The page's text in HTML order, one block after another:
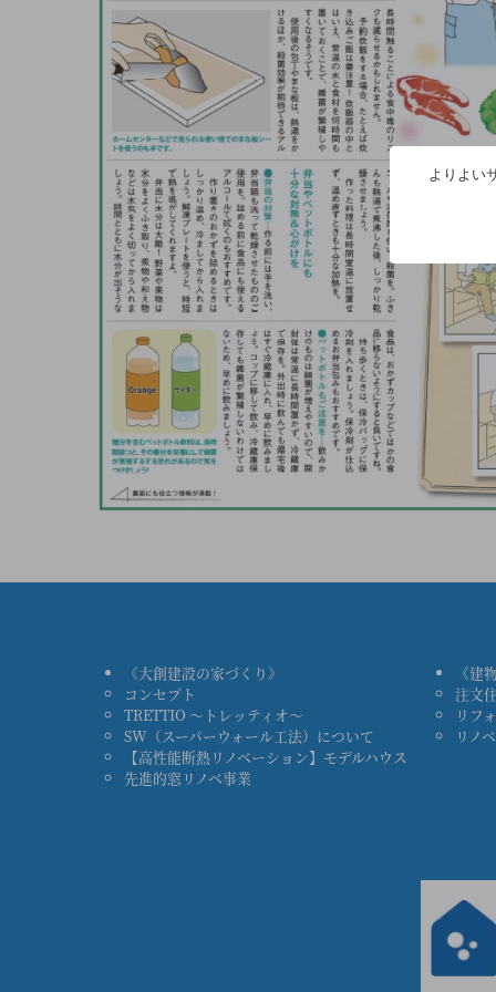
《大創建設の家づくり》
コンセプト
TRETTIO ～トレッティオ～
SW（スーパーウォール工法）について
【高性能断熱リノベーション】モデルハウス
先進的窓リノベ事業
《建
注文
リフ
リノ
よりよい